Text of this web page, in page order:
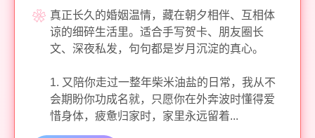
真正长久的婚姻温情，藏在朝夕相伴、互相体
谅的细碎生活里。适合手写贺卡、朋友圈长
文、深夜私发，句句都是岁月沉淀的真心。
1. 又陪你走过一整年柴米油盐的日常，我从不
会期盼你功成名就，只愿你在外奔波时懂得爱
惜身体，疲惫归家时，家里永远留着...